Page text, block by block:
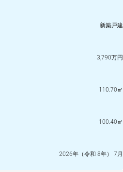
新築戸建
3,790万円
110.70㎡
100.40㎡
2026年（令和 8年） 7月